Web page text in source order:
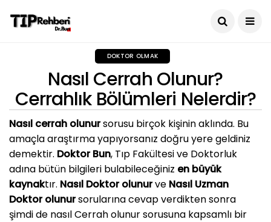
DOKTOR OLMAK
Nasıl Cerrah Olunur?
Cerrahlık Bölümleri Nelerdir?
Nasıl cerrah olunursorusu birçok kişinin aklında. Bu
amaçla araştırma yapıyorsanız doğru yere geldiniz
demektir. Doktor Bun, Tıp Fakültesi ve Doktorluk
adına bütün bilgileri bulabileceğiniz en büyük
kaynaktır. Nasıl Doktor olunurve Nasıl Uzman
Doktor olunursorularına cevap verdikten sonra
şimdi de nasıl Cerrah olunur sorusuna kapsamlı bir